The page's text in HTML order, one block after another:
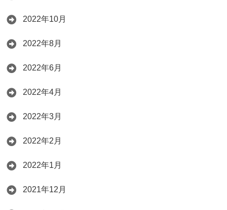
2022年10月
2022年8月
2022年6月
2022年4月
2022年3月
2022年2月
2022年1月
2021年12月